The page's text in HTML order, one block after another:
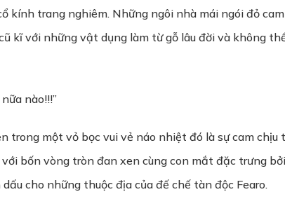
kính trang nghiêm. Những ngôi nhà mái ngói đỏ
kĩ với những vật dụng làm từ gỗ lâu đời và không
nào!!!”
trong một vỏ bọc vui vẻ náo nhiệt đó là sự cam
bốn vòng tròn đan xen cùng con mắt đặc trưng
cho những thuộc địa của đế chế tàn độc Fearo.